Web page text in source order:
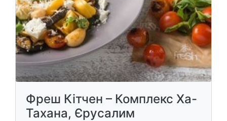
Фреш Кітчен – Комплекс Ха-
Тахана, Єрусалим